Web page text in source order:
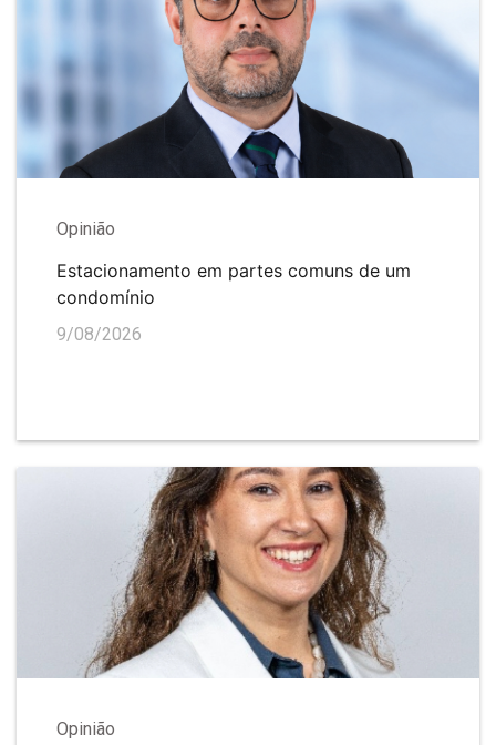
Opinião
Estacionamento em partes comuns de um
condomínio
9/08/2026
Opinião